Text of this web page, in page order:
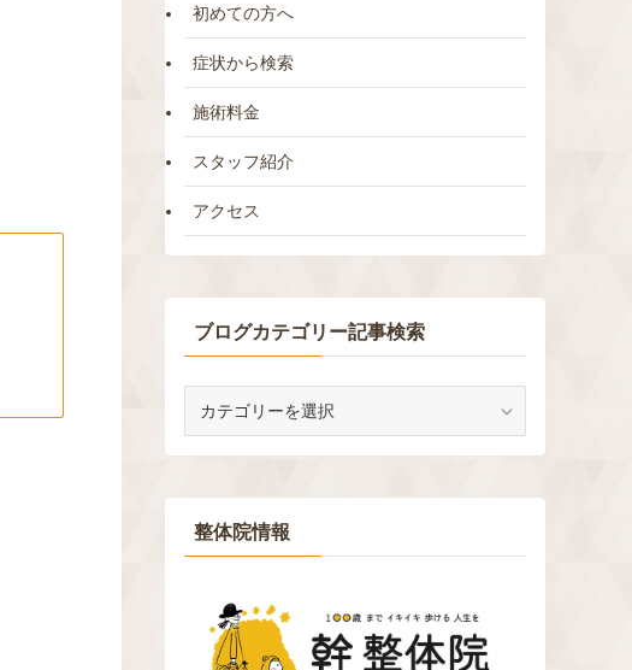
初めての方へ
症状から検索
施術料金
スタッフ紹介
アクセス
ブログカテゴリー記事検索
テ
ゴ
リ
整体院情報